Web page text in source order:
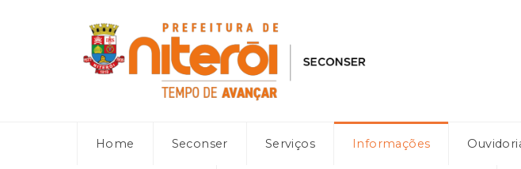
Home Seconser Serviços Informações